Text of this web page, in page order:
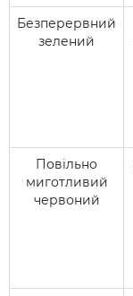
Безперервний
зелений
Повільно
миготливий
червоний